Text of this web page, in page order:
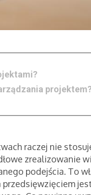
raczej nie
zrealizowanie
podejścia. To